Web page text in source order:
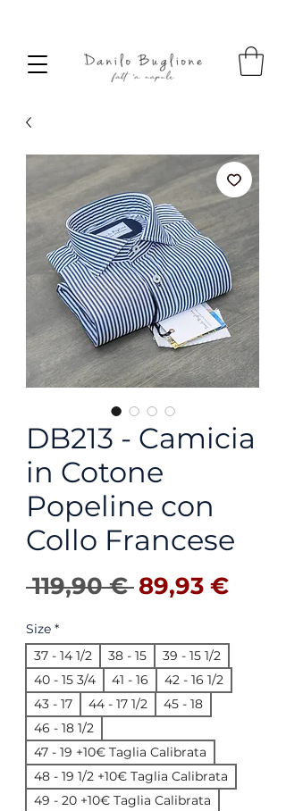
DB213 - Camicia
in Cotone
Popeline con
Collo Francese
119,90 € Prix original
89,93 €Prix
Size *
37 - 14 1/2
38 - 15
39 - 15 1/2
40 - 15 3/4
41 - 16
42 - 16 1/2
43 - 17
44 - 17 1/2
45 - 18
46 - 18 1/2
47 - 19 +10€ Taglia Calibrata
48 - 19 1/2 +10€ Taglia Calibrata
49 - 20 +10€ Taglia Calibrata